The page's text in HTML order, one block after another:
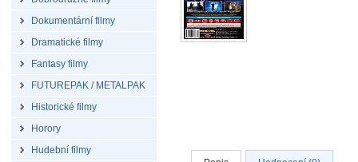
Dokumentární filmy
Dramatické filmy
Fantasy filmy
FUTUREPAK / METALPAK
Historické filmy
Horory
Hudební filmy